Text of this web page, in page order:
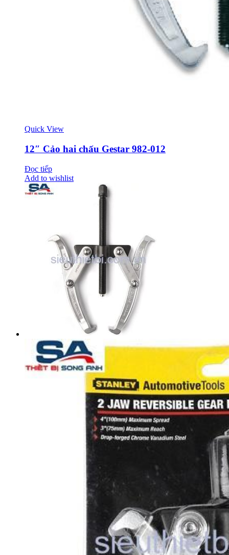
Quick View
12″ Cảo hai chấu Gestar 982-012
Đọc tiếp
Add to wishlist